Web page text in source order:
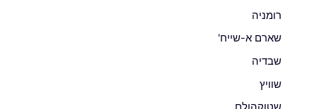
רומניה
שארם א-שייח'
שבדיה
שוויץ